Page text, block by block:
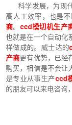
科学发展，为现
高人工效率，也是
商。 ccd模切机生产
也就是在一个自动化
样做成的。威士达的
产商更有优势，已经
购买，相信是不会让
是专业从事生产ccd
的朋友可以来电咨询